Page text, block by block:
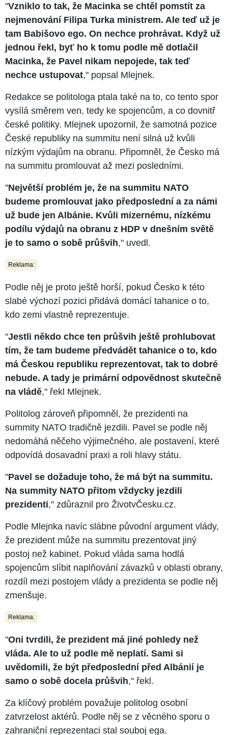
"Vzniklo to tak, že Macinka se chtěl pomstít za
nejmenování Filipa Turka ministrem. Ale teď už je
tam Babišovo ego. On nechce prohrávat. Když už
jednou řekl, byť ho k tomu podle mě dotlačil
Macinka, že Pavel nikam nepojede, tak teď
nechce ustupovat," popsal Mlejnek.
Redakce se politologa ptala také na to, co tento spor
vysílá směrem ven, tedy ke spojencům, a co dovnitř
české politiky. Mlejnek upozornil, že samotná pozice
České republiky na summitu není silná už kvůli
nízkým výdajům na obranu. Připomněl, že Česko má
na summitu promlouvat až mezi posledními.
"Největší problém je, že na summitu NATO
budeme promlouvat jako předposlední a za námi
už bude jen Albánie. Kvůli mizernému, nízkému
podílu výdajů na obranu z HDP v dnešním světě
je to samo o sobě průšvih," uvedl.
Reklama:
Podle něj je proto ještě horší, pokud Česko k této
slabé výchozí pozici přidává domácí tahanice o to,
kdo zemi vlastně reprezentuje.
"Jestli někdo chce ten průšvih ještě prohlubovat
tím, že tam budeme předvádět tahanice o to, kdo
má Českou republiku reprezentovat, tak to dobré
nebude. A tady je primární odpovědnost skutečně
na vládě," řekl Mlejnek.
Politolog zároveň připomněl, že prezidenti na
summity NATO tradičně jezdili. Pavel se podle něj
nedomáhá něčeho výjimečného, ale postavení, které
odpovídá dosavadní praxi a roli hlavy státu.
"Pavel se dožaduje toho, že má být na summitu.
Na summity NATO přitom vždycky jezdili
prezidenti," zdůraznil pro ŽivotvČesku.cz.
Podle Mlejnka navíc slábne původní argument vlády,
že prezident může na summitu prezentovat jiný
postoj než kabinet. Pokud vláda sama hodlá
spojencům slíbit naplňování závazků v oblasti obrany,
rozdíl mezi postojem vlády a prezidenta se podle něj
zmenšuje.
Reklama:
"Oni tvrdili, že prezident má jiné pohledy než
vláda. Ale to už podle mě neplatí. Sami si
uvědomili, že být předposlední před Albánií je
samo o sobě docela průšvih," řekl.
Za klíčový problém považuje politolog osobní
zatvrzelost aktérů. Podle něj se z věcného sporu o
zahraniční reprezentaci stal souboj ega.